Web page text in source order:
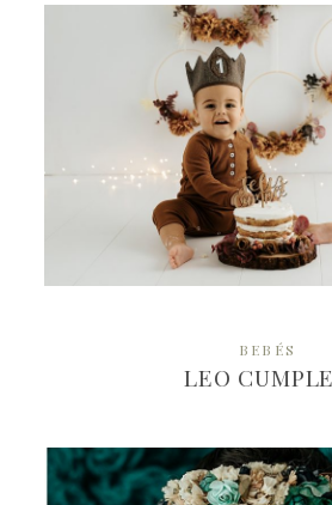
BLOG
CONTACTO
MÁS
BEBÉS
LEO